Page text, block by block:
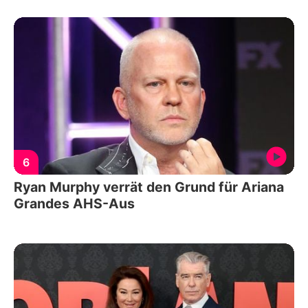
6
Ryan Murphy verrät den Grund für Ariana
Grandes AHS-Aus